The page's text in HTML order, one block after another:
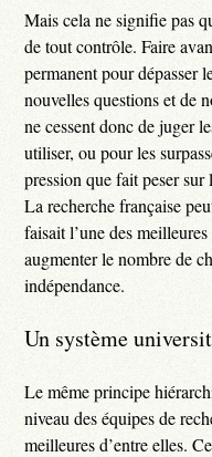
Mais cela ne signifie pas
de tout contrôle. Faire
permanent pour dépasser
nouvelles questions et de
ne cessent donc de juger
utiliser, ou pour les
pression que fait peser
La recherche française
faisait l’une des
augmenter le nombre de
indépendance.
Un système
Le même principe
niveau des équipes de
meilleures d’entre elles.